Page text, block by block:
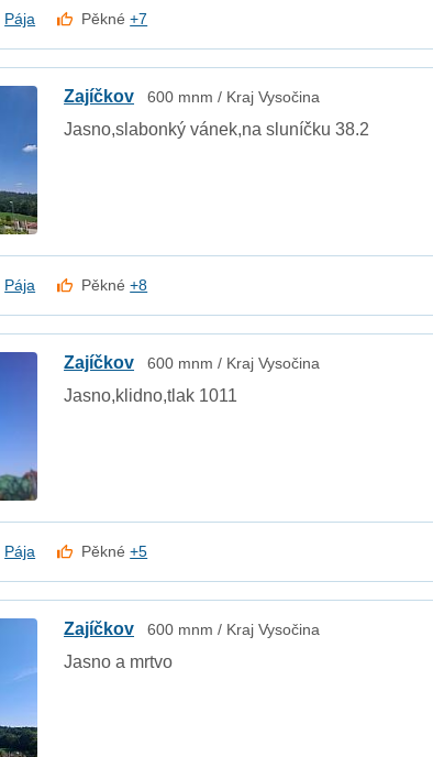
Pája Pěkné+7
Zajíčkov 600 mnm / Kraj Vysočina
Jasno,slabonký vánek,na sluníčku 38.2
Pája Pěkné+8
Zajíčkov 600 mnm / Kraj Vysočina
Jasno,klidno,tlak 1011
Pája Pěkné+5
Zajíčkov 600 mnm / Kraj Vysočina
Jasno a mrtvo